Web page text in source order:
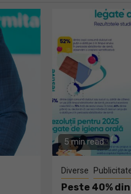
5 min read
Diverse
Peste 40%